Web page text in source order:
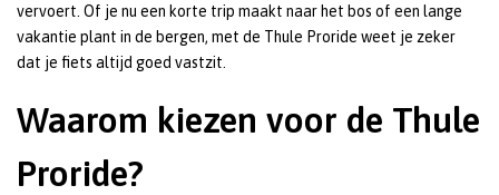
vervoert. Of je nu een korte trip maakt naar het bos of een lange
vakantie plant in de bergen, met de Thule Proride weet je zeker
dat je fiets altijd goed vastzit.
Waarom kiezen voor de Thule
Proride?